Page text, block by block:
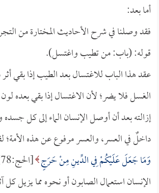
أما بعد:
فقد وصلنا في شرح الأحاديث المختارة من
قوله: (باب: من تطيب واغتسل).
عقد هذا الباب للاغتسال بعد الطيب إذا بقي
الغسل فلا يضر؛ لأن الاغتسال إذا بقي بعده
إزالته بعد أن أوصل الإنسان الماء إلى كل جسده
داخلٌ في العسر، والعسر مرفوع عن هذه الأمة؛
وَمَا جَعَلَ عَلَيْكُمْ فِي الدِّينِ مِنْ حَرَجٍ
الإنسان استعمال الصابون أو نحوه مما يزيل كل